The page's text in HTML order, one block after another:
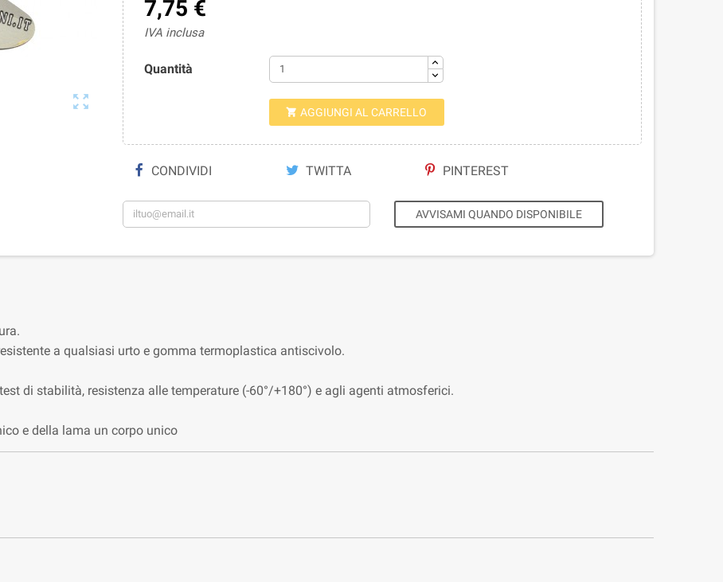

7,75 €
IVA inclusa
Quantità
 AGGIUNGI AL CARRELLO
CONDIVIDI TWITTA PINTEREST
AVVISAMI QUANDO DISPONIBILE
a qualsiasi urto e gomma termoplastica antiscivolo.
di stabilità, resistenza alle temperature (-60°/+180°) e agli agenti atmosferici.
e della lama un corpo unico